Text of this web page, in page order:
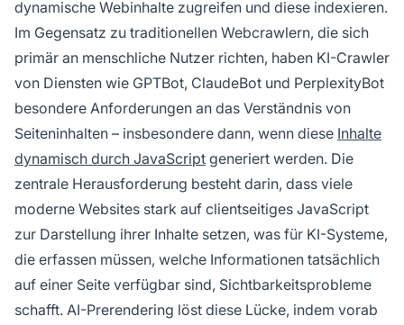
dynamische Webinhalte zugreifen und diese indexieren.
Im Gegensatz zu traditionellen Webcrawlern, die sich
primär an menschliche Nutzer richten, haben KI-Crawler
von Diensten wie GPTBot, ClaudeBot und PerplexityBot
besondere Anforderungen an das Verständnis von
Seiteninhalten – insbesondere dann, wenn diese Inhalte
dynamisch durch JavaScript generiert werden. Die
zentrale Herausforderung besteht darin, dass viele
moderne Websites stark auf clientseitiges JavaScript
zur Darstellung ihrer Inhalte setzen, was für KI-Systeme,
die erfassen müssen, welche Informationen tatsächlich
auf einer Seite verfügbar sind, Sichtbarkeitsprobleme
schafft. AI-Prerendering löst diese Lücke, indem vorab